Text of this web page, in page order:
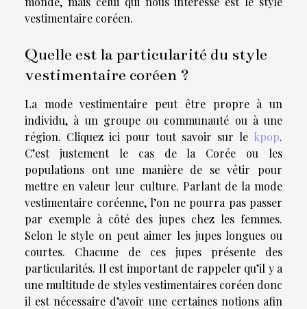
vestimentaire coréen.
Quelle est la particularité du style
vestimentaire coréen ?
La mode vestimentaire peut être propre à un
individu, à un groupe ou communauté ou à une
région. Cliquez ici pour tout savoir sur le kpop.
C’est justement le cas de la Corée ou les
populations ont une manière de se vêtir pour
mettre en valeur leur culture. Parlant de la mode
vestimentaire coréenne, l’on ne pourra pas passer
par exemple à côté des jupes chez les femmes.
Selon le style on peut aimer les jupes longues ou
courtes. Chacune de ces jupes présente des
particularités. Il est important de rappeler qu’il y a
une multitude de styles vestimentaires coréen donc
il est nécessaire d’avoir une certaines notions afin